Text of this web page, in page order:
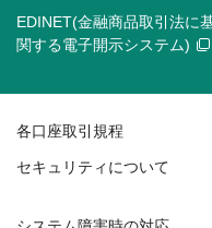
EDINET(金融商品取引法に
関する電子開示システム)
各口座取引規程
セキュリティについて